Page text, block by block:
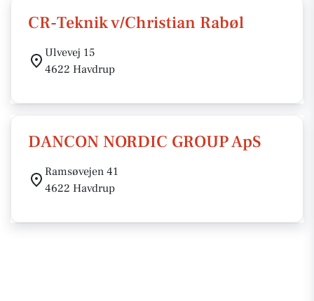
CR-Teknik v/Christian Rabøl
Ulvevej 15
4622 Havdrup
DANCON NORDIC GROUP ApS
Ramsøvejen 41
4622 Havdrup